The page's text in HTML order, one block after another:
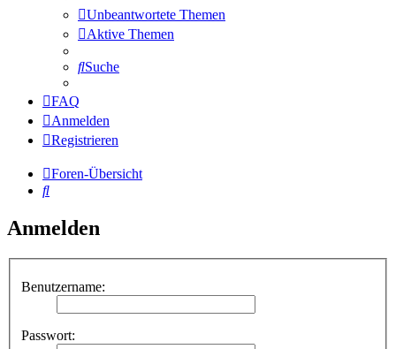
Unbeantwortete Themen
Aktive Themen
Suche
FAQ
Anmelden
Registrieren
Foren-Übersicht
Suche
Anmelden
Benutzername:
Passwort: